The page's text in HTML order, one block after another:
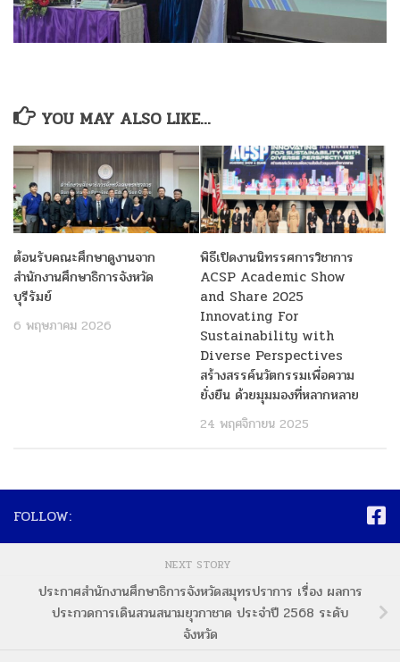
YOU MAY ALSO LIKE...
ต้อนรับคณะศึกษาดูงานจาก
สำนักงานศึกษาธิการจังหวัด
บุรีรัมย์
6 พฤษภาคม 2026
พิธีเปิดงานนิทรรศการวิชาการ
ACSP Academic Show
and Share 2025
Innovating For
Sustainability with
Diverse Perspectives
สร้างสรรค์นวัตกรรมเพื่อความ
ยั่งยืน ด้วยมุมมองที่หลากหลาย
24 พฤศจิกายน 2025
FOLLOW:
NEXT STORY
ประกาศสำนักงานศึกษาธิการจังหวัดสมุทรปราการ เรื่อง ผลการ
ประกวดการเดินสวนสนามยุวกาชาด ประจำปี 2568 ระดับ
จังหวัด